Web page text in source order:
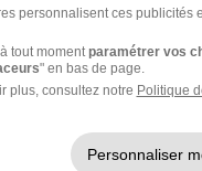
Super
personnalisent ces publicités
tout moment paramétrer vos
" en bas de page.
plus, consultez notre Politique
Personnaliser